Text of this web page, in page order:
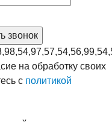
на обработку своих
с политикой